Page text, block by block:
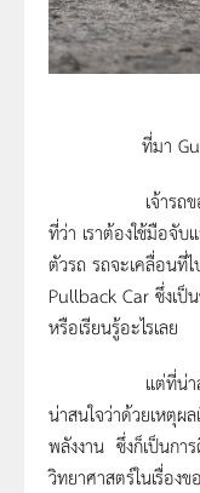
ที่มา
เจ้ารถของเล่
ที่ว่า เราต้องใช้มือจั
ตัวรถ รถจะเคลื่อนที่
Pullback Car ซึ่งเป็
หรือเรียนรู้อะไรเลย
แต่ที่น่าสนใจไ
น่าสนใจว่าด้วยเหตุผ
พลังงาน ซึ่งก็เป็นกา
วิทยาศาสตร์ในเรื่องข